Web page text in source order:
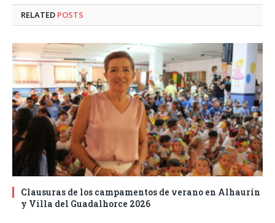
RELATED POSTS
Clausuras de los campamentos de verano en Alhaurín
y Villa del Guadalhorce 2026